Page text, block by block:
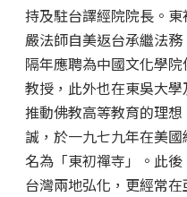
持及駐台譯經院院長。
嚴法師自美返台承繼法
隔年應聘為中國文化學
教授，此外也在東吳大
推動佛教高等教育的理
誠，於一九七九年在美
名為「東初禪寺」。此
台灣兩地弘化，更經常